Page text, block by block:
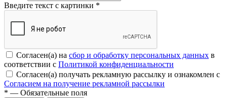
Введите текст с картинки *
Согласен(а) на сбор и обработку персональных данных в
соответствии с Политикой конфиденциальности
Согласен(а) получать рекламную рассылку и ознакомлен с
Согласием на получение рекламной рассылки
* — Обязательные поля